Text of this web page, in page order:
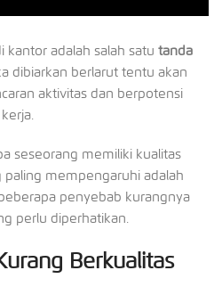
kantor adalah salah satu tanda
dibiarkan berlarut tentu akan
aktivitas dan berpotensi
seseorang memiliki kualitas
mempengaruhi adalah
penyebab kurangnya
perlu diperhatikan.
Berkualitas